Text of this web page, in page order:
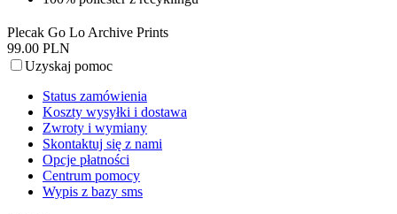
Plecak Go Lo Archive Prints
99.00 PLN
Uzyskaj pomoc
Status zamówienia
Koszty wysyłki i dostawa
Zwroty i wymiany
Skontaktuj się z nami
Opcje płatności
Centrum pomocy
Wypis z bazy sms